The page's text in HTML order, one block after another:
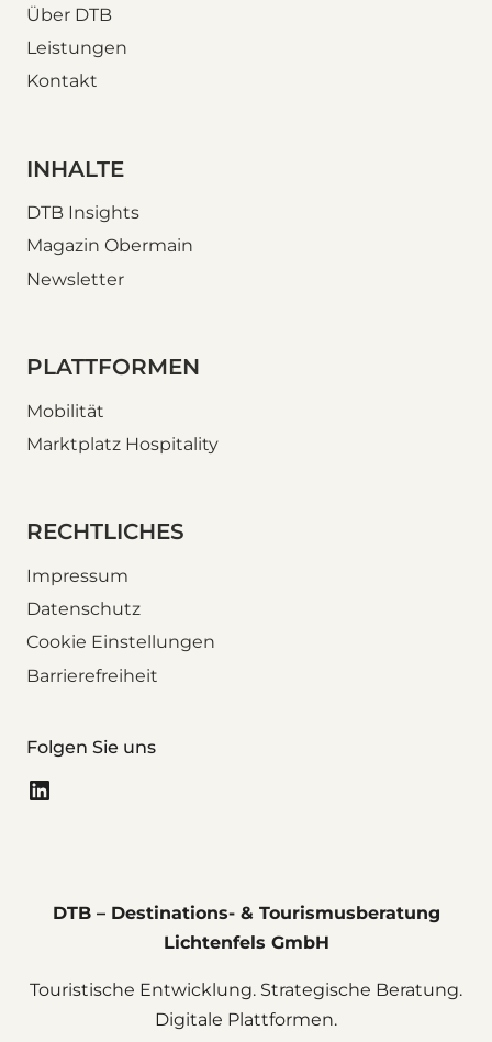
Über DTB
Leistungen
Kontakt
INHALTE
DTB Insights
Magazin Obermain
Newsletter
PLATTFORMEN
Mobilität
Marktplatz Hospitality
RECHTLICHES
Impressum
Datenschutz
Cookie Einstellungen
Barrierefreiheit
Folgen Sie uns
LinkedIn
DTB – Destinations- & Tourismusberatung
Lichtenfels GmbH
Touristische Entwicklung. Strategische Beratung.
Digitale Plattformen.